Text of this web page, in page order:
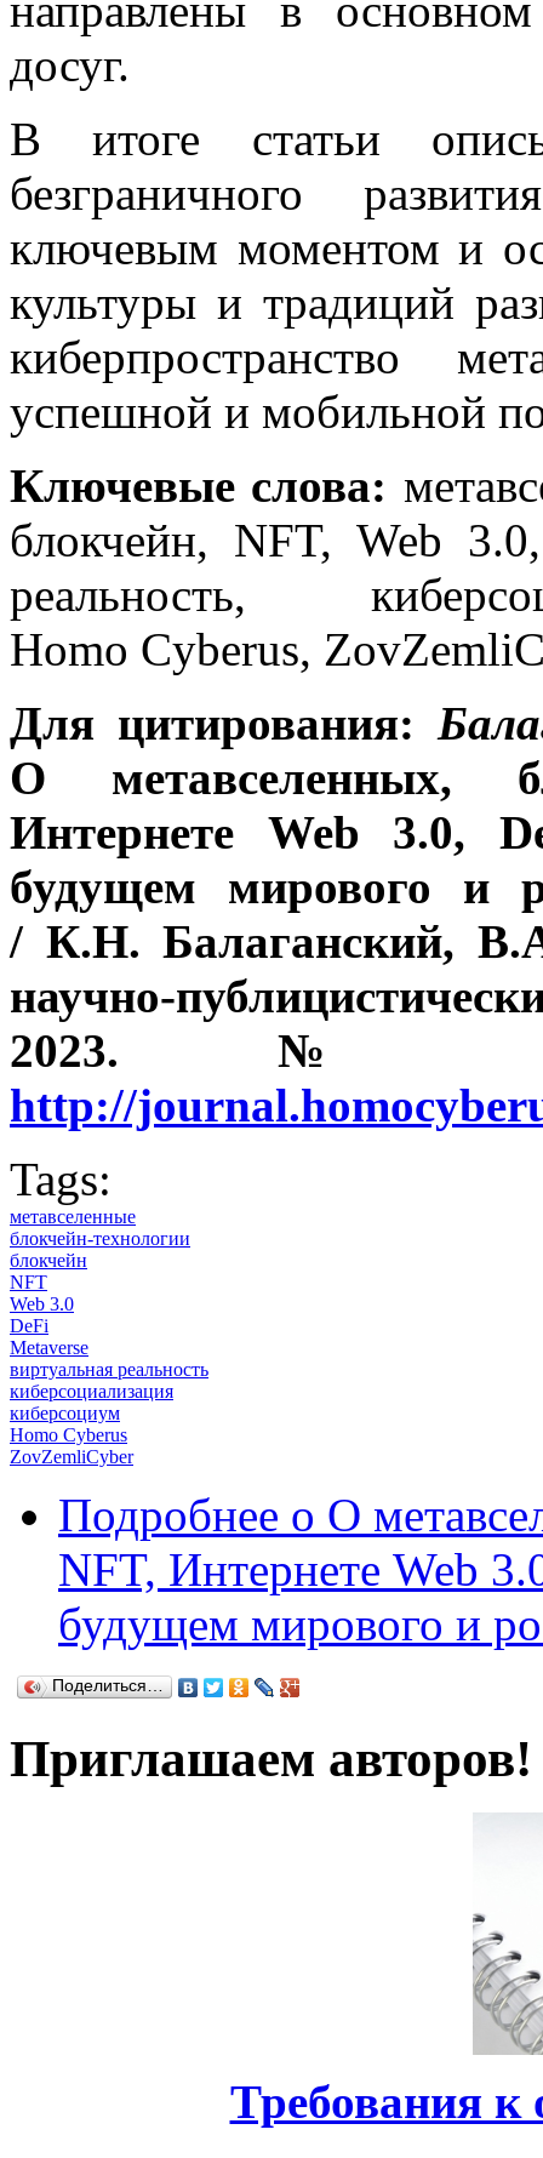
досуг.
В итоге статьи
безграничного
ключевым моментом и
культуры и традиций
киберпространство
успешной и мобильной
Ключевые слова:
блокчейн, NFT, Web
реальность,
Homo Cyberus,
Для цитирования:
О метавселенных,
Интернете Web 3.0,
будущем мирового и
/ К.Н. Балаганский,
научно-
2023. №
http://
Tags:
метавселенные
блокчейн-технологии
блокчейн
NFT
Web 3.0
DeFi
Metaverse
виртуальная реальность
киберсоциализация
киберсоциум
Homo Cyberus
ZovZemliCyber
Подробнее о О
NFT, Интернете Web
будущем мирового и
Поделиться…
Приглашаем авторов!
Требования к